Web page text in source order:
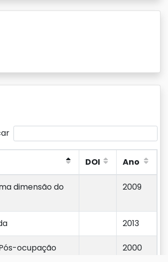
DOI
Ano
dimensão do
2009
2013
ocupação 2000